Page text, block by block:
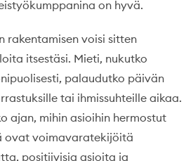
on hyvä.
rakentamisen voisi sitten
itsestäsi. Mieti, nukutko
palaudutko päivän
tai ihmissuhteille aikaa.
ajan, mihin asioihin hermostut
ovat voimavaratekijöitä
positiivisia asioita ja